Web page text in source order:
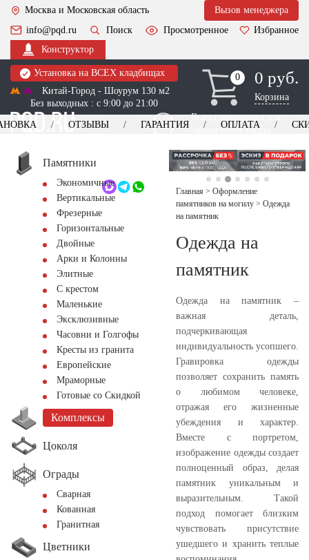
Москва и Московская область
Вызов менеджера
info@pqd.ru
Поиск Просмотренное
Избранное
Конструктор
Установка на ВСЕХ кладбищах
Китай-Город - Шоурум 130 м2
Без выходных : с 9:00 до 21:00
0
0 0 руб.
Корзина
Выезд менеджера для
оформления заказа
+7 (495) 518-44-23
Обратный звонок
ОТЗЫВЫ ГАРАНТИЯ ОПЛАТА
Памятники
Экономичные
Вертикальные
Фрезерные
Горизонтальные
Двойные
Арки и Колонны
Элитные
С крестом
Маленькие
Эксклюзивные
Часовни и Голгофы
Кресты из гранита
Европейские
Мраморные
Готовые со Скидкой
Комплексы
Цоколя
Ограды
Сварная
Кованная
Гранитная
Цветники
Главная > Оформление
памятников на могилу > Одежда
на памятник
Одежда на
памятник
Одежда на памятник –
важная деталь,
подчеркивающая
индивидуальность усопшего.
Гравировка одежды
позволяет сохранить память
о любимом человеке,
отражая его жизненные
убеждения и характер.
Вместе с портретом,
изображение одежды создает
полноценный образ, делая
памятник уникальным и
выразительным. Такой
подход помогает близким
чувствовать присутствие
ушедшего и хранить теплые